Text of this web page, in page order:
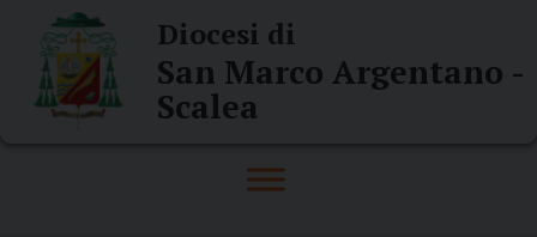
content
Diocesi di
San Marco Argentano -
Scalea